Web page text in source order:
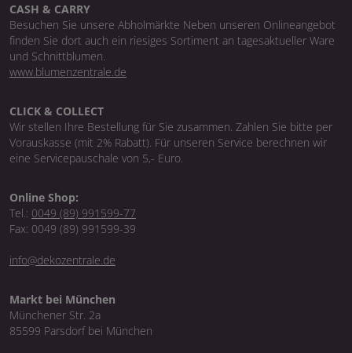
CASH & CARRY
Besuchen Sie unsere Abholmärkte Neben unseren Onlineangebot
finden Sie dort auch ein riesiges Sortiment an tagesaktueller Ware
und Schnittblumen.
www.blumenzentrale.de
CLICK & COLLECT
Wir stellen Ihre Bestellung für Sie zusammen. Zahlen Sie bitte per
Vorauskasse (mit 2% Rabatt). Für unseren Service berechnen wir
eine Servicepauschale von 5,- Euro.
Online Shop:
Tel.: 0049 (89) 991599-77
Fax: 0049 (89) 991599-39
info@dekozentrale.de
Markt bei München
Münchener Str. 2a
85599 Parsdorf bei München